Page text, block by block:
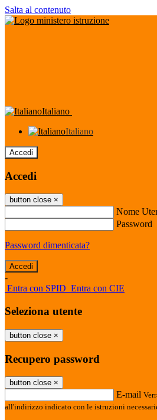
Salta al contenuto
Italiano
Italiano
Accedi
Accedi
button close ×
Nome
Password
Password dimenticata?
-
Entra con SPID Entra con CIE
Seleziona utente
button close ×
Recupero password
button close ×
E-mail
all'indirizzo indicato con le istruzioni